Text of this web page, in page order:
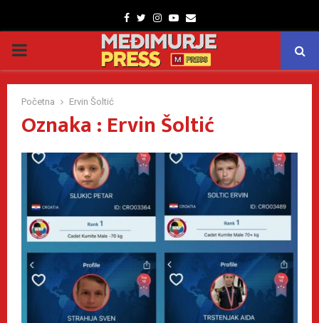
Facebook
TwitterInstagram
Youtube
Email
PRIMARY
MENU
Početna Ervin Šoltić
Oznaka : Ervin Šoltić